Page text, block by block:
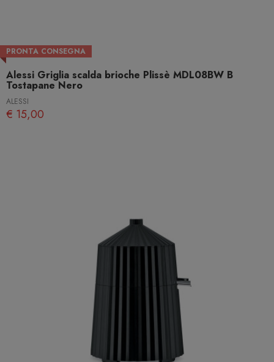
PRONTA CONSEGNA
Alessi Griglia scalda brioche Plissè MDL08BW B
Tostapane Nero
ALESSI
€ 15,00